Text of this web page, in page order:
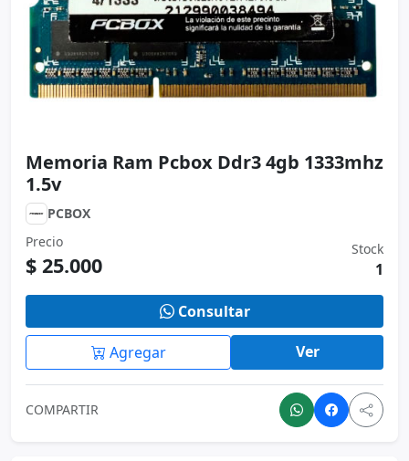
Memoria Ram Pcbox Ddr3 4gb 1333mhz
1.5v
PCBOX
Precio
Stock
Consultar
COMPARTIR
Sin stock
Usado